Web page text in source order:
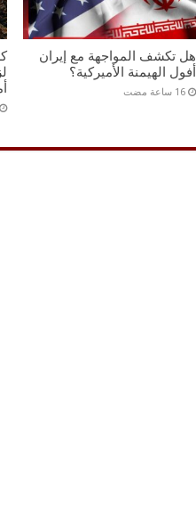
هل تكشف المواجهة مع إيران
أفول الهيمنة الأميركية؟
‏16 ساعة مضت